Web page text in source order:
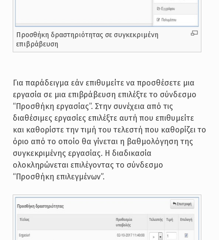
Προσθήκη δραστηριότητας σε συγκεκριμένη
επιβράβευση
Για παράδειγμα εάν επιθυμείτε να προσθέσετε μια
εργασία σε μια επιβράβευση επιλέξτε το σύνδεσμο
“Προσθήκη εργασίας”. Στην συνέχεια από τις
διαθέσιμες εργασίες επιλέξτε αυτή που επιθυμείτε
και καθορίστε την τιμή του τελεστή που καθορίζει το
όριο από το οποίο θα γίνεται η βαθμολόγηση της
συγκεκριμένης εργασίας. Η διαδικασία
ολοκληρώνεται επιλέγοντας το σύνδεσμο
“Προσθήκη επιλεγμένων”.